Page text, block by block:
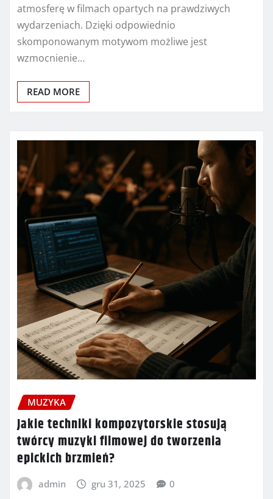
atmosferę w filmach opartych na prawdziwych
wydarzeniach. Dzięki odpowiednio
skomponowanym motywom możliwe jest
wzmocnienie…
READ MORE
MUZYKA
Jakie techniki kompozytorskie stosują
twórcy muzyki filmowej do tworzenia
epickich brzmień?
admin gru 31, 2025 0